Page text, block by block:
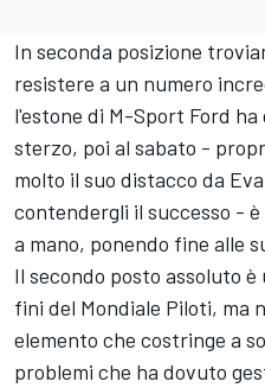
In seconda posizione
resistere a un numero
l'estone di M-Sport Ford
sterzo, poi al sabato -
molto il suo distacco da
contendergli il successo -
a mano, ponendo fine alle
Il secondo posto assoluto
fini del Mondiale Piloti, ma
elemento che costringe a
problemi che ha dovuto